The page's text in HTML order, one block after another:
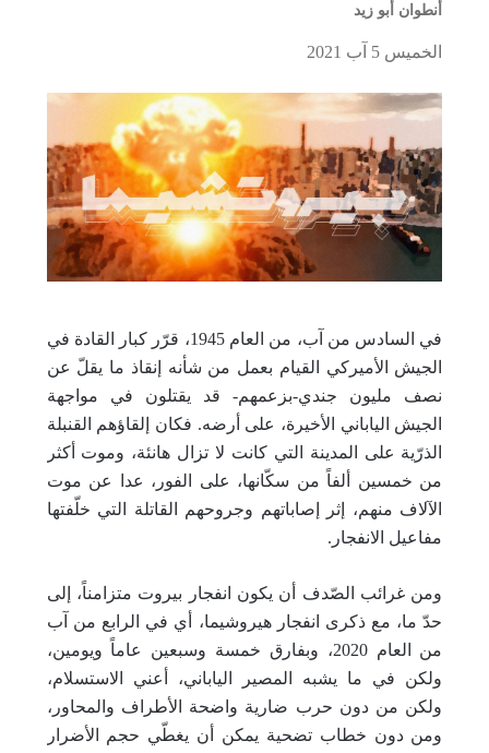
أنطوان أبو زيد
الخميس 5 آب 2021
في السادس من آب، من العام 1945، قرّر كبار القادة في
الجيش الأميركي القيام بعمل من شأنه إنقاذ ما يقلّ عن
نصف مليون جندي-بزعمهم- قد يقتلون في مواجهة
الجيش الياباني الأخيرة، على أرضه. فكان إلقاؤهم القنبلة
الذرّية على المدينة التي كانت لا تزال هانئة، وموت أكثر
من خمسين ألفاً من سكّانها، على الفور، عدا عن موت
الآلاف منهم، إثر إصاباتهم وجروحهم القاتلة التي خلّفتها
مفاعيل الانفجار.
ومن غرائب الصّدف أن يكون انفجار بيروت متزامناً، إلى
حدّ ما، مع ذكرى انفجار هيروشيما، أي في الرابع من آب
من العام 2020، وبفارق خمسة وسبعين عاماً ويومين،
ولكن في ما يشبه المصير الياباني، أعني الاستسلام،
ولكن من دون حرب ضارية واضحة الأطراف والمحاور،
ومن دون خطاب تضحية يمكن أن يغطّي حجم الأضرار